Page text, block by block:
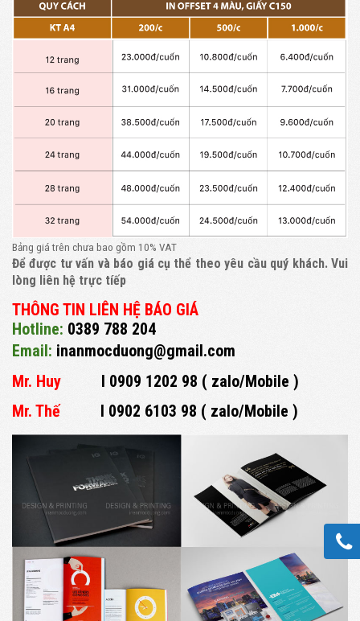
Bảng giá trên chưa bao gồm 10% VAT
Để được tư vấn và báo giá cụ thể theo yêu cầu quý khách. Vui
lòng liên hệ trực tíếp
THÔNG TIN LIÊN HỆ BÁO GIÁ
Hotline: 0389 788 204
Email: inanmocduong@gmail.com
Mr. Huy
I 0909 1202 98 ( zalo/Mobile )
Mr. Thế
I 0902 6103 98 ( zalo/Mobile )